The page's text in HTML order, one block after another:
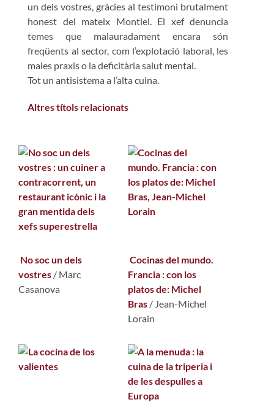
un dels vostres, gràcies al testimoni brutalment
honest del mateix Montiel. El xef denuncia
temes que malauradament encara són
freqüents al sector, com l’explotació laboral, les
males praxis o la deficitària salut mental.
Tot un antisistema a l’alta cuina.
Altres títols relacionats
No soc un dels
vostres / Marc
Casanova
Cocinas del mundo.
Francia : con los
platos de: Michel
Bras / Jean-Michel
Lorain